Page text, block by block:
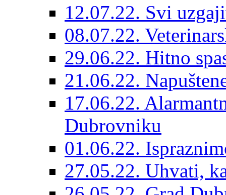
12.07.22. Svi
08.07.22.
29.06.22. Hitno
21.06.22.
17.06.22.
Dubrovniku
01.06.22.
27.05.22. Uhvati,